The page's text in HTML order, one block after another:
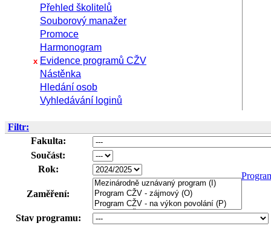
Přehled školitelů
Souborový manažer
Promoce
Harmonogram
x Evidence programů CŽV
Nástěnka
Hledání osob
Vyhledávání loginů
Filtr:
Fakulta:
Součást:
Rok:
Zaměření:
Stav programu: